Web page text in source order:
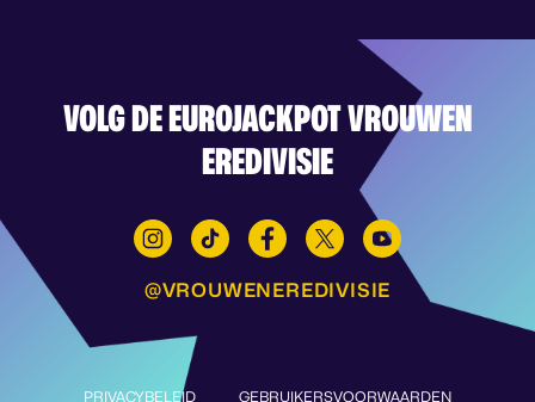
VOLG DE EUROJACKPOT VROUWEN
EREDIVISIE
@VROUWENEREDIVISIE
PRIVACYBELEID GEBRUIKERSVOORWAARDEN